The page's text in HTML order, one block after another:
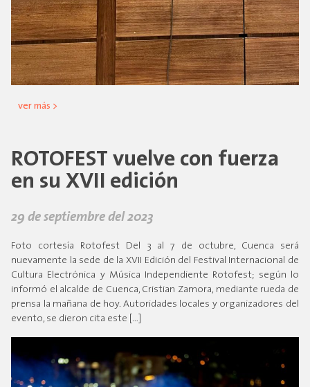
ver más >
ROTOFEST vuelve con fuerza
en su XVII edición
29 de septiembre del 2023
Foto cortesía Rotofest Del 3 al 7 de octubre, Cuenca será
nuevamente la sede de la XVII Edición del Festival Internacional de
Cultura Electrónica y Música Independiente Rotofest; según lo
informó el alcalde de Cuenca, Cristian Zamora, mediante rueda de
prensa la mañana de hoy. Autoridades locales y organizadores del
evento, se dieron cita este […]